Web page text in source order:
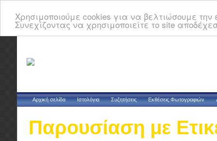
Χρησιμοποιούμε cookies για να βελτιώσουμε
Συνεχίζοντας να χρησιμοποιείτε το site
Αρχική σελίδα Ιστολόγια Συζητήσεις Εκθέσεις Φωτογραφιών
Παρουσίαση με